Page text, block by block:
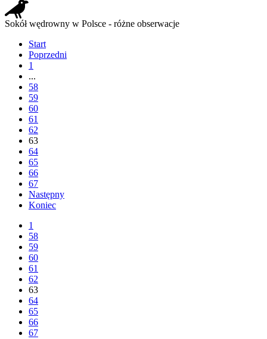
Sokół wędrowny w Polsce - różne obserwacje
Start
Poprzedni
1
...
58
59
60
61
62
63
64
65
66
67
Następny
Koniec
1
58
59
60
61
62
63
64
65
66
67